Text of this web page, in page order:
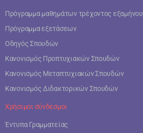
Πρόγραμμα μαθημάτων τρέχοντος εξαμήνου
Πρόγραμμα εξετάσεων
Οδηγός Σπουδών
Κανονισμός Προπτυχιακών Σπουδών
Κανονισμός Μεταπτυχιακών Σπουδών
Κανονισμός Διδακτορικών Σπουδών
Χρήσιμοι σύνδεσμοι
Έντυπα Γραμματείας